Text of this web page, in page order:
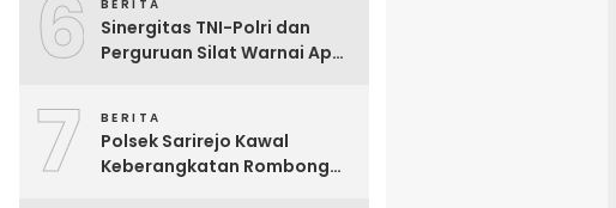
6 BERITA
Sinergitas TNI-Polri dan
Perguruan Silat Warnai Apel
IKSPI di Solokuro
7 BERITA
Polsek Sarirejo Kawal
Keberangkatan Rombongan